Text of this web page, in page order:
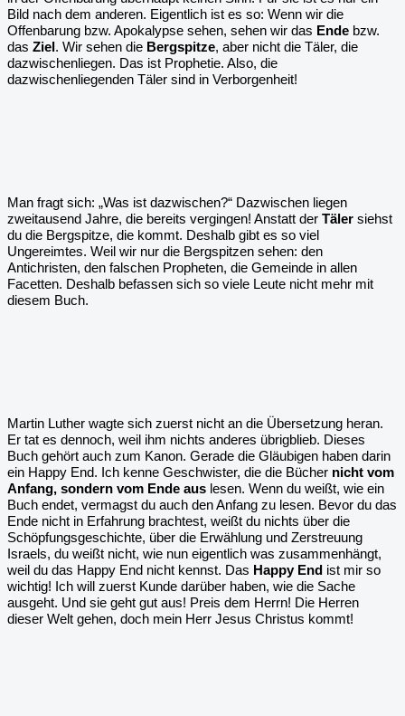
Bild nach dem anderen. Eigentlich ist es so: Wenn wir die
Offenbarung bzw. Apokalypse sehen, sehen wir das Ende bzw.
das Ziel . Wir sehen die Bergspitze, aber nicht die Täler, die
dazwischenliegen. Das ist Prophetie. Also, die
dazwischenliegenden Täler sind in Verborgenheit!
Man fragt sich: „Was ist dazwischen?“ Dazwischen liegen
zweitausend Jahre, die bereits vergingen! Anstatt der Täler siehst
du die Bergspitze, die kommt. Deshalb gibt es so viel
Ungereimtes. Weil wir nur die Bergspitzen sehen: den
Antichristen, den falschen Propheten, die Gemeinde in allen
Facetten. Deshalb befassen sich so viele Leute nicht mehr mit
diesem Buch.
Martin Luther wagte sich zuerst nicht an die Übersetzung heran.
Er tat es dennoch, weil ihm nichts anderes übrigblieb. Dieses
Buch gehört auch zum Kanon. Gerade die Gläubigen haben darin
ein Happy End. Ich kenne Geschwister, die die Bücher nicht vom
Anfang, sondern vom Ende aus lesen. Wenn du weißt, wie ein
Buch endet, vermagst du auch den Anfang zu lesen. Bevor du das
Ende nicht in Erfahrung brachtest, weißt du nichts über die
Schöpfungsgeschichte, über die Erwählung und Zerstreuung
Israels, du weißt nicht, wie nun eigentlich was zusammenhängt,
weil du das Happy End nicht kennst. Das Happy End ist mir so
wichtig! Ich will zuerst Kunde darüber haben, wie die Sache
ausgeht. Und sie geht gut aus! Preis dem Herrn! Die Herren
dieser Welt gehen, doch mein Herr Jesus Christus kommt!